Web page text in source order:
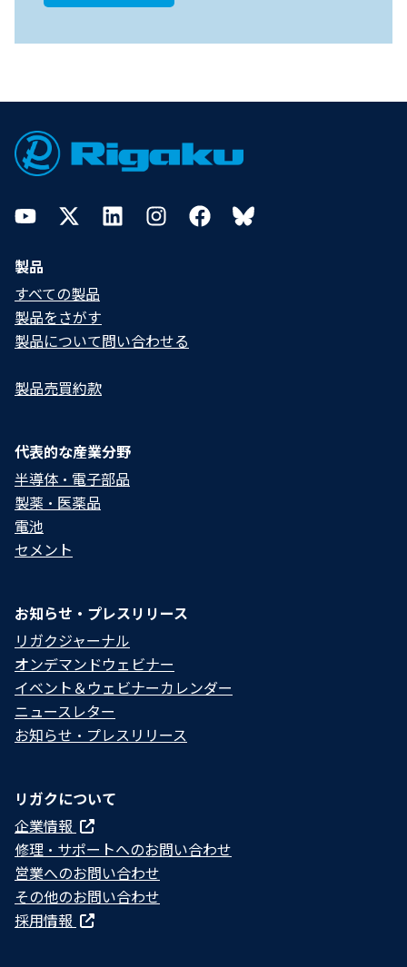
Footer
YouTubeTwitterLinkedInInstagramFacebookBluesky
製品
すべての製品
製品をさがす
製品について問い合わせる​
製品売買約款
代表的な産業分野
半導体・電子部品
製薬・医薬品
電池
セメント
お知らせ・プレスリリース
リガクジャーナル
オンデマンドウェビナー
イベント＆ウェビナーカレンダー
ニュースレター
お知らせ・プレスリリース
リガクについて
企業情報
修理・サポートへのお問い合わせ
営業へのお問い合わせ
その他のお問い合わせ
採用情報